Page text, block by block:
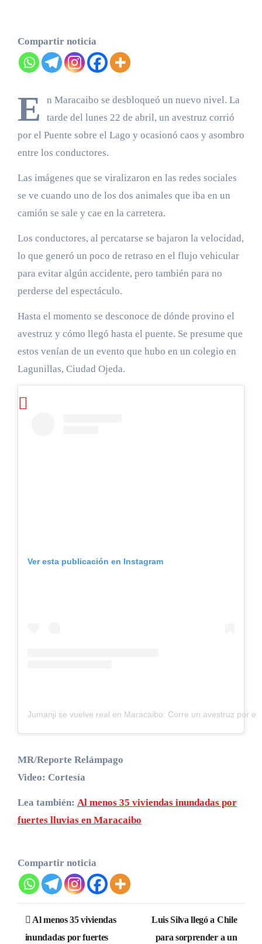
Compartir noticia
E
n Maracaibo se desbloqueó un nuevo nivel. La
tarde del lunes 22 de abril, un avestruz corrió
por el Puente sobre el Lago y ocasionó caos y asombro
entre los conductores.
Las imágenes que se viralizaron en las redes sociales
se ve cuando uno de los dos animales que iba en un
camión se sale y cae en la carretera.
Los conductores, al percatarse se bajaron la velocidad,
lo que generó un poco de retraso en el flujo vehicular
para evitar algún accidente, pero también para no
perderse del espectáculo.
Hasta el momento se desconoce de dónde provino el
avestruz y cómo llegó hasta el puente. Se presume que
estos venían de un evento que hubo en un colegio en
Lagunillas, Ciudad Ojeda.
Ver esta publicación en Instagram
Jumanji se vuelve real en Maracaibo: Corre un avestruz por el
MR/Reporte Relámpago
Video: Cortesía
Lea también: Al menos 35 viviendas inundadas por
fuertes lluvias en Maracaibo
Compartir noticia
Navegación
de
Al menos 35 viviendas
inundadas por fuertes
Luis Silva llegó a Chile
para sorprender a un